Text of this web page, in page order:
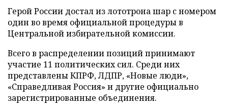
Герой России достал из лототрона шар с номером
один во время официальной процедуры в
Центральной избирательной комиссии.
Всего в распределении позиций принимают
участие 11 политических сил. Среди них
представлены КПРФ, ЛДПР, «Новые люди»,
«Справедливая Россия» и другие официально
зарегистрированные объединения.